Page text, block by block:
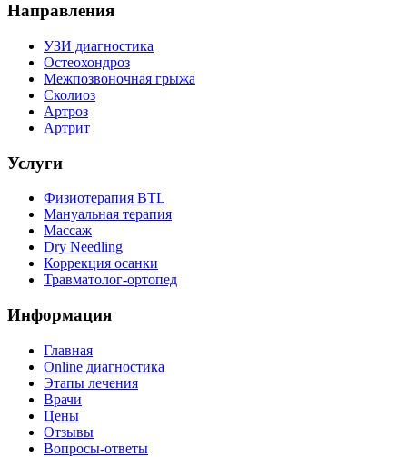
Направления
УЗИ диагностика
Остеохондроз
Межпозвоночная грыжа
Сколиоз
Артроз
Артрит
Услуги
Физиотерапия BTL
Мануальная терапия
Массаж
Dry Needling
Коррекция осанки
Травматолог-ортопед
Информация
Главная
Online диагностика
Этапы лечения
Врачи
Цены
Отзывы
Вопросы-ответы